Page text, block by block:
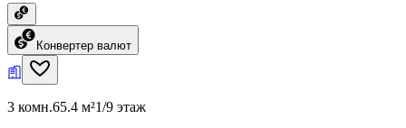
Конвертер валют
3 комн.65.4 м²1/9 этаж